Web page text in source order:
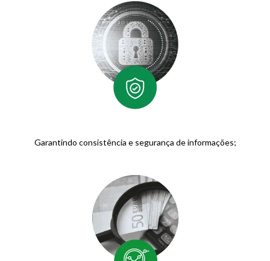
Garantindo consistência e segurança de informações;